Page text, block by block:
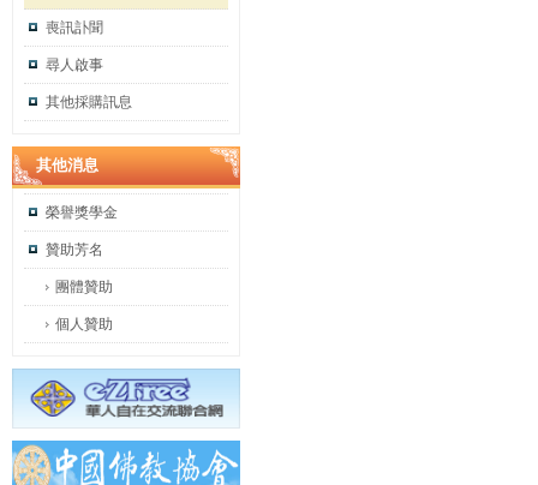
喪訊訃聞
尋人啟事
其他採購訊息
其他消息
榮譽獎學金
贊助芳名
團體贊助
個人贊助